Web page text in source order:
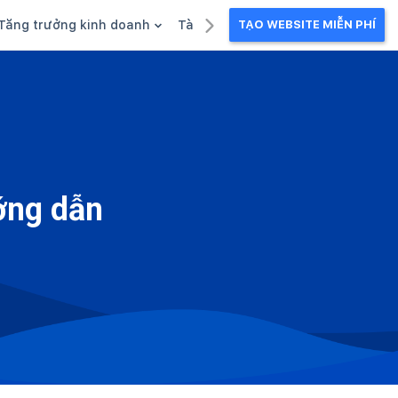
trưởng kinh doanh Tài liệu kinh doanhTẠO WEBSITE MIỄN PHÍ
dẫn